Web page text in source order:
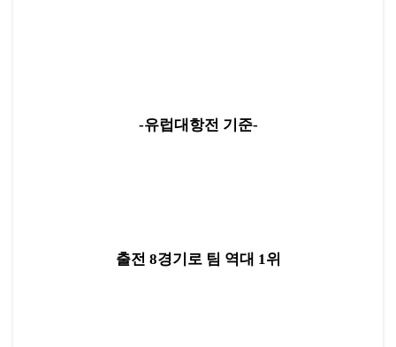
-유럽대항전 기준-
출전 8경기로 팀 역대 1위